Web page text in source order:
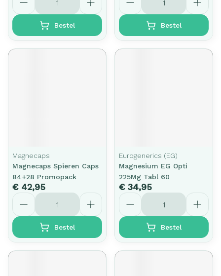
Bestel Bestel
Magnecaps
Magnecaps Spieren Caps
84+28 Promopack
€ 42,95
Aantal
Bestel
Eurogenerics (EG)
Magnesium EG Opti
225Mg Tabl 60
€ 34,95
Aantal
Bestel